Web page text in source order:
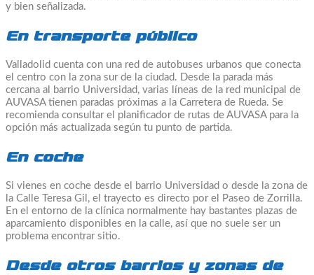
y bien señalizada.
En transporte público
Valladolid cuenta con una red de autobuses urbanos que conecta
el centro con la zona sur de la ciudad. Desde la parada más
cercana al barrio Universidad, varias líneas de la red municipal de
AUVASA tienen paradas próximas a la Carretera de Rueda. Se
recomienda consultar el planificador de rutas de AUVASA para la
opción más actualizada según tu punto de partida.
En coche
Si vienes en coche desde el barrio Universidad o desde la zona de
la Calle Teresa Gil, el trayecto es directo por el Paseo de Zorrilla.
En el entorno de la clínica normalmente hay bastantes plazas de
aparcamiento disponibles en la calle, así que no suele ser un
problema encontrar sitio.
Desde otros barrios y zonas de